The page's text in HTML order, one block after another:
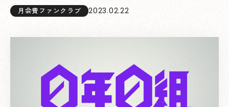
月会費ファンクラブ 2023.02.22